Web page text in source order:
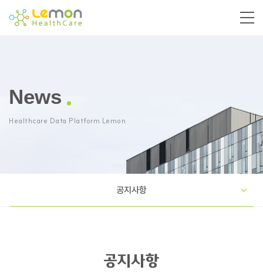
News
Healthcare Data Platform Lemon
공지사항
공지사항